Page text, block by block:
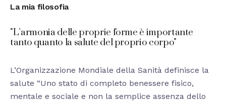
La mia filosofia
"L’armonia delle proprie forme è importante
tanto quanto la salute del proprio corpo"
L’Organizzazione Mondiale della Sanità definisce la
salute “Uno stato di completo benessere fisico,
mentale e sociale e non la semplice assenza dello